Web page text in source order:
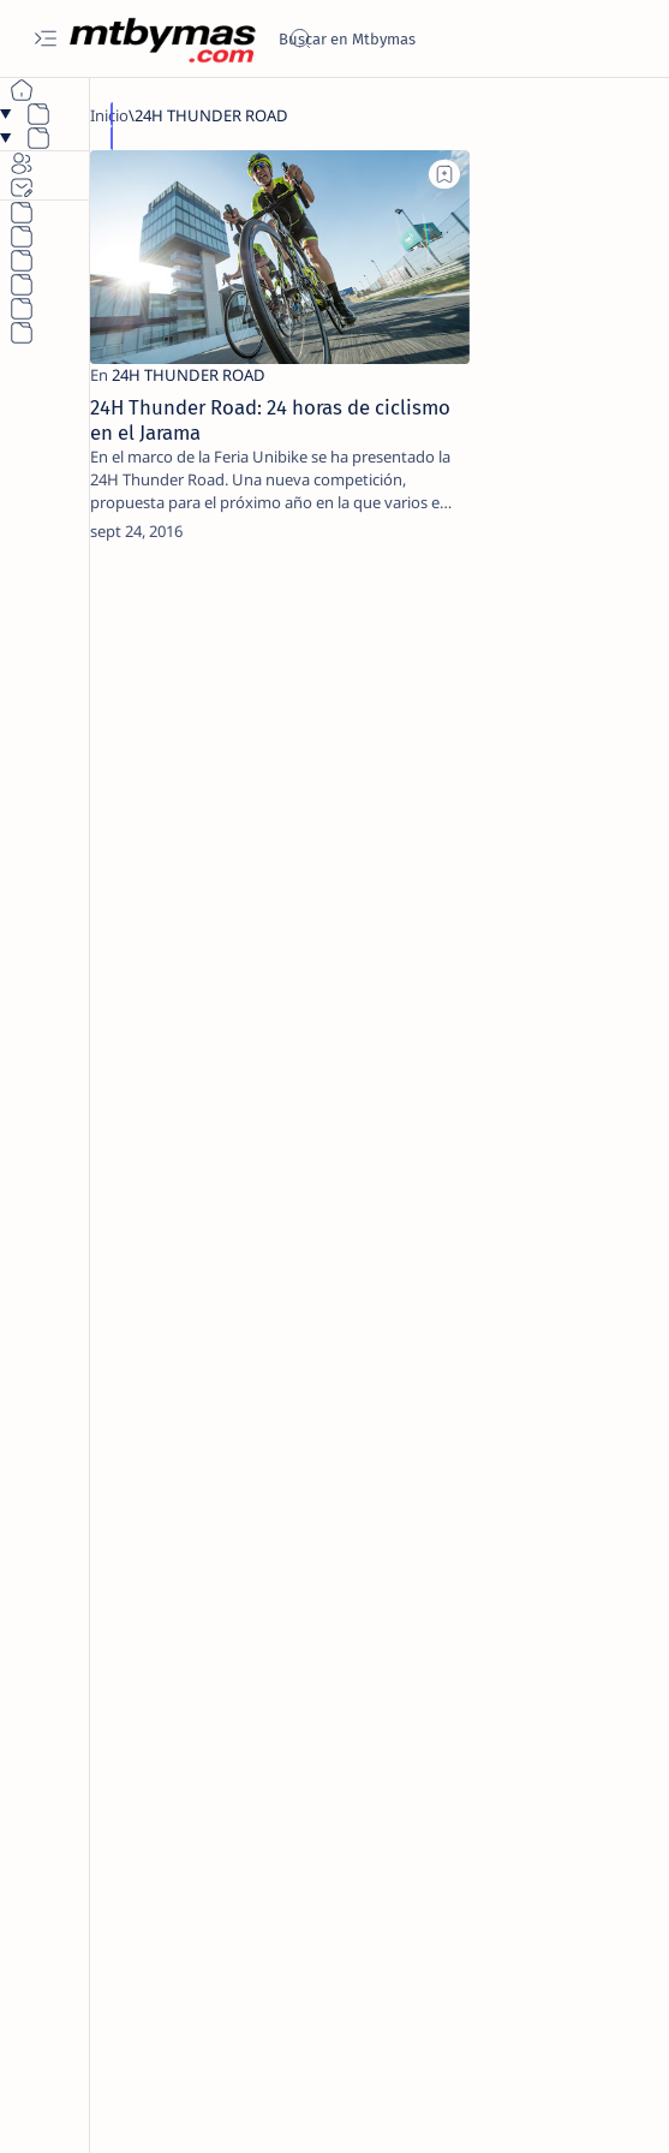
24H Thunder Road: 24 horas de ciclismo
en el Jarama
En el marco de la Feria Unibike se ha presentado la
24H Thunder Road. Una nueva competición,
propuesta para el próximo año en la que varios e…